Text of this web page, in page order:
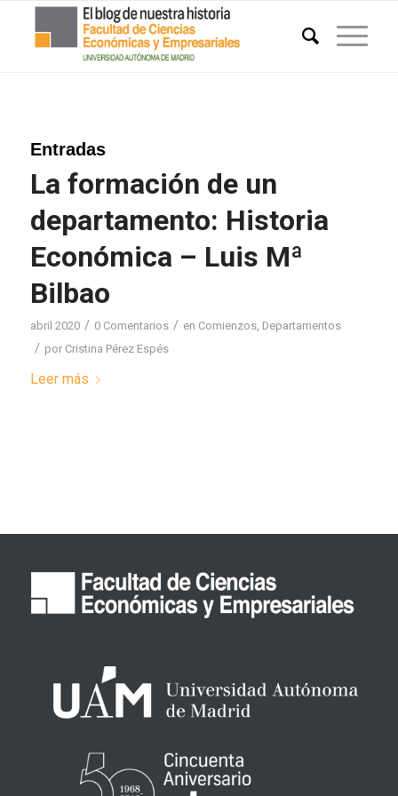
Entradas
La formación de un
departamento: Historia
Económica – Luis Mª
Bilbao
abril 2020 / 0 Comentarios / en Comienzos, Departamentos
/ por Cristina Pérez Espés
Leer más